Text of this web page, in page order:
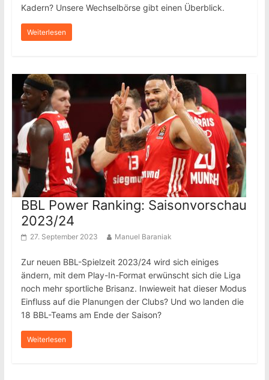
Kadern? Unsere Wechselbörse gibt einen Überblick.
Weiterlesen
BBL Power Ranking: Saisonvorschau
2023/24
27. September 2023 Manuel Baraniak
Zur neuen BBL-Spielzeit 2023/24 wird sich einiges
ändern, mit dem Play-In-Format erwünscht sich die Liga
noch mehr sportliche Brisanz. Inwieweit hat dieser Modus
Einfluss auf die Planungen der Clubs? Und wo landen die
18 BBL-Teams am Ende der Saison?
Weiterlesen